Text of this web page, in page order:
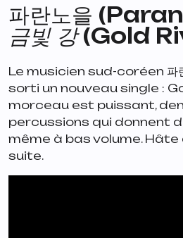
파란노을
금빛 강 (Gold
Le musicien sud-coréen 파
sorti un nouveau single :
morceau est puissant,
percussions qui donnent
même à bas volume. Hâte
suite.